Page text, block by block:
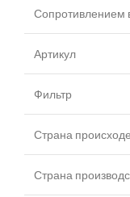
Сопротивлением
Артикул
Фильтр
Страна
Страна